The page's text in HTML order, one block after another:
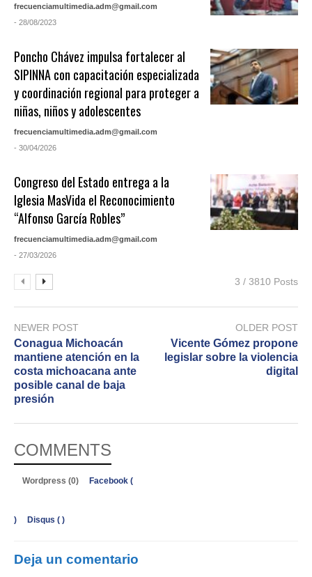
frecuenciamultimedia.adm@gmail.com
- 28/08/2023
Poncho Chávez impulsa fortalecer al
SIPINNA con capacitación especializada
y coordinación regional para proteger a
niñas, niños y adolescentes
frecuenciamultimedia.adm@gmail.com
- 30/04/2026
Congreso del Estado entrega a la
Iglesia MasVida el Reconocimiento
“Alfonso García Robles”
frecuenciamultimedia.adm@gmail.com
- 27/03/2026
3 / 3810 Posts
NEWER POST
Conagua Michoacán
mantiene atención en la
costa michoacana ante
posible canal de baja
presión
OLDER POST
Vicente Gómez propone
legislar sobre la violencia
digital
COMMENTS
Wordpress (0) Facebook (
) Disqus ( )
Deja un comentario